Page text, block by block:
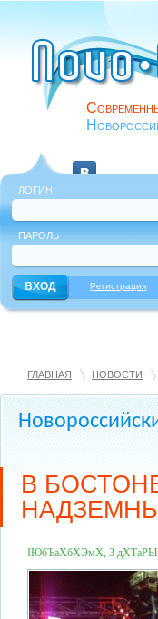
ЛОГИН
ПАРОЛЬ
Регистрация
ГЛАВНАЯ НОВОСТИ
В
ІЮбЪаХбХЭмХ, 3